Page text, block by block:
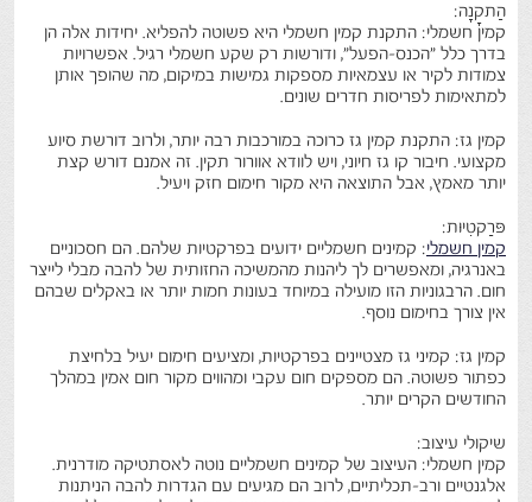
הַתקָנָה:
קמין חשמלי: התקנת קמין חשמלי היא פשוטה להפליא. יחידות אלה הן
בדרך כלל "הכנס-הפעל", ודורשות רק שקע חשמלי רגיל. אפשרויות
צמודות לקיר או עצמאיות מספקות גמישות במיקום, מה שהופך אותן
למתאימות לפריסות חדרים שונים.
קמין גז: התקנת קמין גז כרוכה במורכבות רבה יותר, ולרוב דורשת סיוע
מקצועי. חיבור קו גז חיוני, ויש לוודא אוורור תקין. זה אמנם דורש קצת
יותר מאמץ, אבל התוצאה היא מקור חימום חזק ויעיל.
פּרַקטִיוּת:
קמין חשמלי: קמינים חשמליים ידועים בפרקטיות שלהם. הם חסכוניים
באנרגיה, ומאפשרים לך ליהנות מהמשיכה החזותית של להבה מבלי לייצר
חום. הרבגוניות הזו מועילה במיוחד בעונות חמות יותר או באקלים שבהם
אין צורך בחימום נוסף.
קמין גז: קמיני גז מצטיינים בפרקטיות, ומציעים חימום יעיל בלחיצת
כפתור פשוטה. הם מספקים חום עקבי ומהווים מקור חום אמין במהלך
החודשים הקרים יותר.
שיקולי עיצוב:
קמין חשמלי: העיצוב של קמינים חשמליים נוטה לאסתטיקה מודרנית.
אלגנטיים ורב-תכליתיים, לרוב הם מגיעים עם הגדרות להבה הניתנות